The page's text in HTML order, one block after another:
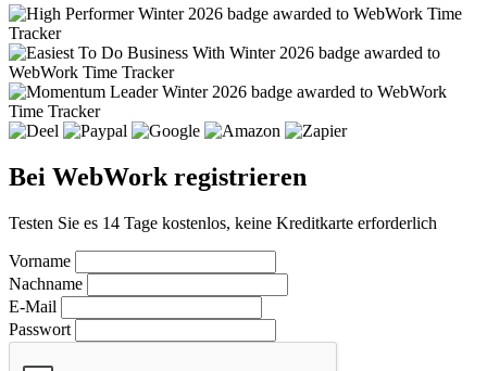
Bei WebWork registrieren
Testen Sie es 14 Tage kostenlos, keine Kreditkarte erforderlich
Vorname
Nachname
E-Mail
Passwort